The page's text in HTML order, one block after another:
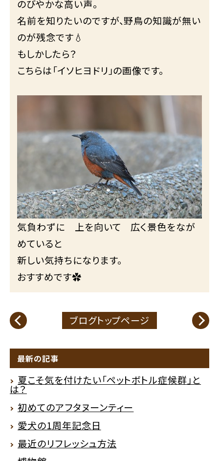
のびやかな高い声。
名前を知りたいのですが、野鳥の知識が無い
のが残念です💧
もしかしたら？
こちらは「イソヒヨドリ」の画像です。
気負わずに 上を向いて 広く景色をなが
めていると
新しい気持ちになります。
おすすめです✿
ブログトップページ
最新の記事
夏こそ気を付けたい「ペットボトル症候群」と
は？
初めてのアフタヌーンティー
愛犬の1周年記念日
最近のリフレッシュ方法